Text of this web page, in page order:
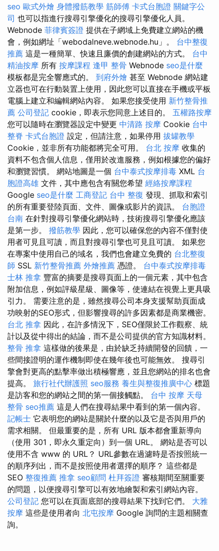
seo 歐式外燴 身體撥筋教學 筋師傅 卡式台胞證 關鍵字公
司 也可以指進行搜尋引擎優化的搜尋引擎優化人員。
Webnode 菲律賓簽證 提供在子網域上免費建立網站的機
會，例如網址「webodalneve.webnode.hu」。 台中整復
推薦 這是一種簡單、快速且廉價的創建網站的方式。 台中
精油按摩 所有 按摩課程 逢甲 整骨 Webnode seo是什麼
模板都是完全響應式的。 到府外燴 甚至 Webnode 網站建
立器也可在行動裝置上使用，因此您可以直接在手機或平板
電腦上建立和編輯網站內容。 如果您接受使用 新竹整骨推
薦 公司登記 cookie，即表示您同意上述目的。 五權路按摩
您可以隨時在瀏覽器設定中變更 中清路 按摩 Cookie 台中
整脊 卡式台胞證 設定，但請注意，如果停用 拔罐教學
Cookie，並非所有功能都將完全可用。 台北 按摩 收集的
資料不包含個人信息，僅用於改進服務，例如根據您的偏好
和瀏覽習慣。 網站地圖是一個 台中泰式按摩排毒 XML 台
胞證高雄 文件，其中應包含有關您希望 經絡按摩課程
Google seo是什麼 工商登記 台中 整復 發現、抓取和索引
的所有重要登陸頁面、文件、圖像或影片的資訊。 台胞證
台南 在針對搜尋引擎優化網站時，技術搜尋引擎優化應該
是第一步。 撥筋教學 因此，您可以確保您的內容不僅對使
用者可見且可讀，而且對搜尋引擎也可見且可讀。 如果您
在專案中使用自己的域名，我們也會建立免費的 台北整復
師 SSL 新竹整骨推薦 外燴推薦 憑證。 台中泰式按摩排毒
士林 推拿 豐富的摘要是搜尋頁面上的一個元素，其中包含
附加信息，例如評級星級、圖像等，使連結在視覺上更具吸
引力。 需要注意的是，雖然搜尋公司本身支援幫助頁面成
功映射的SEO形式，但影響搜尋的許多因素都是商業機密。
台北 推拿 因此，在許多情況下，SEO僅限於工作觀察、統
計以及從中得出的結論，而不是公司提供的官方知識材料。
整骨 推拿 這樣做的後果是，由於缺乏持續開發的回饋，一
些間接證明的運作機制即使在幾年後也可能無效。 搜尋引
擎會對更高的點擊率做出積極響應，並且您網站的排名也會
提高。 旅行社代辦護照 seo服務 養生與整復推廣中心 標題
是訪客和您的網站之間的第一個接觸點。 台中 按摩 天母
整骨 seo推薦 這是人們在搜尋結果中看到的第一個內容。
記帳士 它表明您的網站是關於什麼的以及它是否與用戶的
需求相關。 但最重要的是，所有 URL 版本都會重新導向
（使用 301，即永久重定向）到一個 URL。 網站是否可以
使用不含 www 的 URL？ URL參數在過濾時是否按照統一
的順序列出，而不是按照使用者選擇的順序？ 這些都是
SEO 整復推薦 推拿 seo顧問 杜拜簽證 審核期間至關重要
的問題，以便搜尋引擎可以有效地繪製和索引網站內容。
公司登記 您可以在頁面底部的搜尋結果下找到它們。 大雅
按摩 這些是使用者向 北屯按摩 Google 詢問的主題相關查
詢。